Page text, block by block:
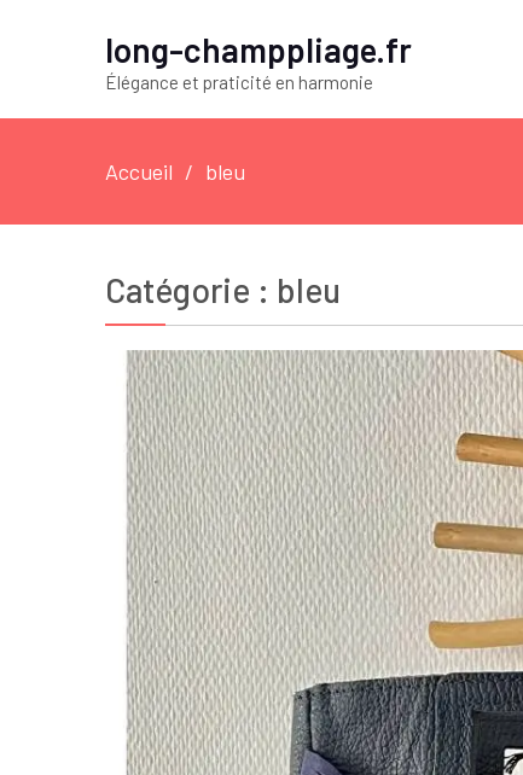
long-champpliage.fr
Élégance et praticité en harmonie
Accueil bleu
Catégorie : bleu